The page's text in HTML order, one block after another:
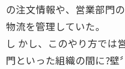
の注文情報や、営業部門
物流を管理していた。
し かし、このやり方では
門といった組織の間に?